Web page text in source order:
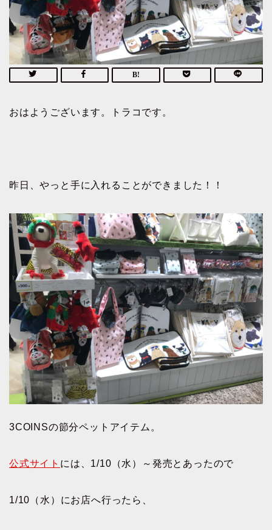
おはようございます。トラコです。
昨日、やっと手に入れることができました！！
3COINSの節分ペットアイテム。
公式サイト には、1/10（水）～発売とあったので
1/10（水）にお店へ行ったら、